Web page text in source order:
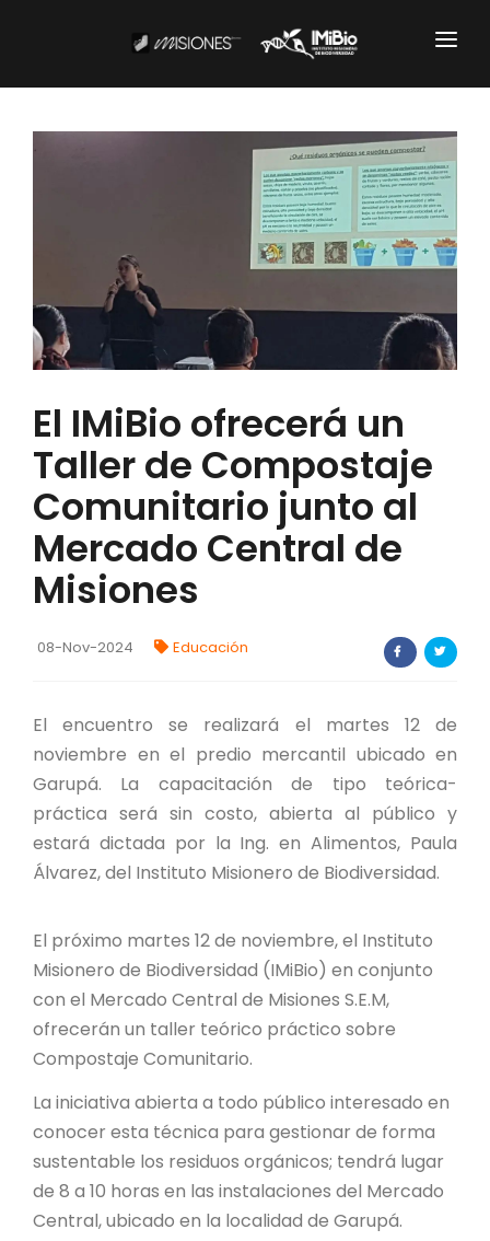
DOCUMENTOS INSTITUCIONALES
NOTICIAS
Productos y Servicios
RESGUARDO DE COLECCIONES
BIOBANCO
FORTALECIMIENTO DE RECURSOS
ALIMENTICIOS
BIODIVERSIDAD Y ALIMENTACIÓN
INVENTARIO DE LA BIODIVERSIDAD MISIONERA
FORMULARIO DE REGISTRO DE
INVESTIGADORES
AUTORIZACIONES
PROGRAMAS Y PROYECTOS
PROGRAMAS
PROYECTO ÁGUILAS DE MISIONES
MONUMENTOS NATURALES
REPOSITORIO
CONTACTO
El IMiBio ofrecerá un
Taller de Compostaje
Comunitario junto al
Mercado Central de
Misiones
08-Nov-2024 Educación
El encuentro se realizará el martes 12 de
noviembre en el predio mercantil ubicado en
Garupá. La capacitación de tipo teórica-
práctica será sin costo, abierta al público y
estará dictada por la Ing. en Alimentos, Paula
Álvarez, del Instituto Misionero de Biodiversidad.
El próximo martes 12 de noviembre, el Instituto
Misionero de Biodiversidad (IMiBio) en conjunto
con el Mercado Central de Misiones S.E.M,
ofrecerán un taller teórico práctico sobre
Compostaje Comunitario.
La iniciativa abierta a todo público interesado en
conocer esta técnica para gestionar de forma
sustentable los residuos orgánicos; tendrá lugar
de 8 a 10 horas en las instalaciones del Mercado
Central, ubicado en la localidad de Garupá.